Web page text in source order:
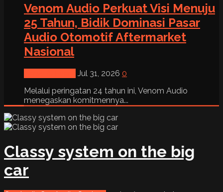
Venom Audio Perkuat Visi Menuju
25 Tahun, Bidik Dominasi Pasar
Audio Otomotif Aftermarket
Nasional
Jul 31, 2026 0
Melalui peringatan 24 tahun ini, Venom Audio
menegaskan komitmennya...
Classy system on the big
car